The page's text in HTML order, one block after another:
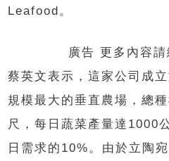
Leafood。
廣告 更多內容
蔡英文表示，這家公司成
規模最大的垂直農場，總
尺，每日蔬菜產量達1000
日需求的10%。由於立陶